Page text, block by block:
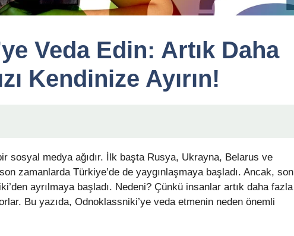
Veda Edin: Artık Daha
Kendinize Ayırın!
sosyal medya ağıdır. İlk başta Rusya, Ukrayna, Belarus ve
zamanlarda Türkiye’de de yaygınlaşmaya başladı. Ancak, son
ayrılmaya başladı. Nedeni? Çünkü insanlar artık daha fazla
Bu yazıda, Odnoklassniki’ye veda etmenin neden önemli